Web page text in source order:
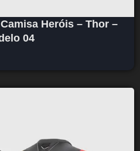
Heróis – Thor –
04